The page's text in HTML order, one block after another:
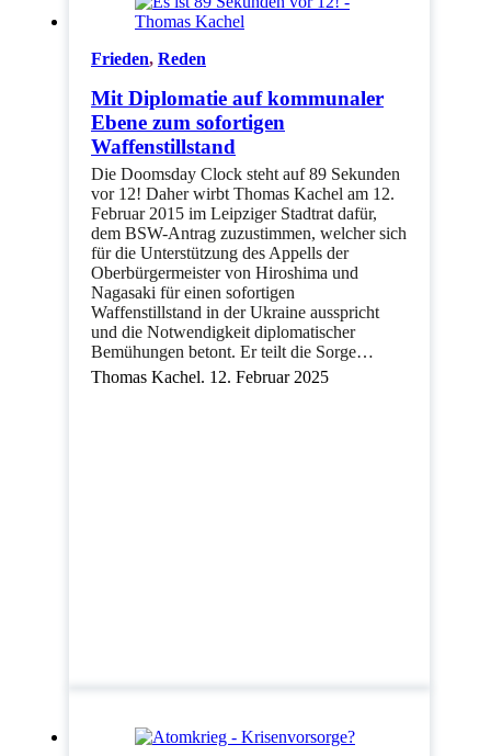
Frieden, Reden
Mit Diplomatie auf kommunaler
Ebene zum sofortigen
Waffenstillstand
Die Doomsday Clock steht auf 89 Sekunden
vor 12! Daher wirbt Thomas Kachel am 12.
Februar 2015 im Leipziger Stadtrat dafür,
dem BSW-Antrag zuzustimmen, welcher sich
für die Unterstützung des Appells der
Oberbürgermeister von Hiroshima und
Nagasaki für einen sofortigen
Waffenstillstand in der Ukraine ausspricht
und die Notwendigkeit diplomatischer
Bemühungen betont. Er teilt die Sorge…
Thomas Kachel. 12. Februar 2025